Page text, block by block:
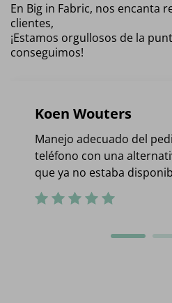
En Big in Fabric, nos encanta
clientes,
¡Estamos orgullosos de la
conseguimos!
Koen Wouters
Manejo adecuado del
teléfono con una
que ya no estaba